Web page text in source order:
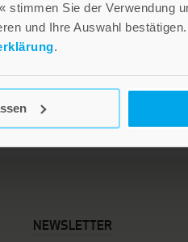
Sie der Verwendung
und Ihre Auswahl bestätigen.
.
2,80 €
Inkl. 19% MwSt.
NEWSLETTER